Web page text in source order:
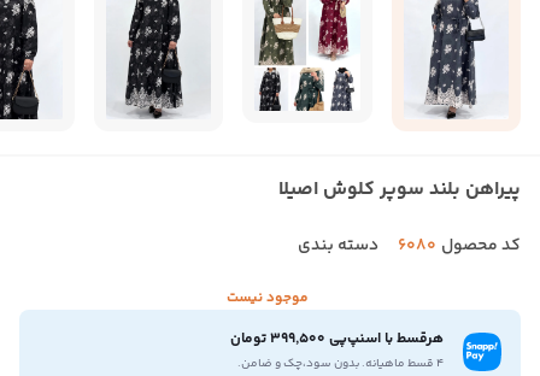
پیراهن بلند سوپر کلوش اصیلا
کد محصول 6080 دسته بندی
موجود نیست
هرقسط با اسنپ‌پی 399,500 تومان
۴ قسط ماهیانه. بدون سود،چک و ضامن.